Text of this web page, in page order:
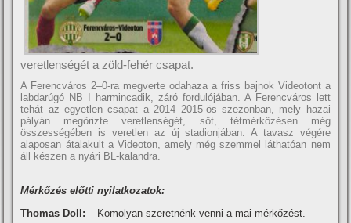
veretlenségét a zöld-fehér csapat.
A Ferencváros 2–0-ra megverte odahaza a friss bajnok Videotont a
labdarúgó NB I harmincadik, záró fordulójában. A Ferencváros lett
tehát az egyetlen csapat a 2014–2015-ös szezonban, mely hazai
pályán megőrizte veretlenségét, sőt, tétmérkőzésen még
összességében is veretlen az új stadionjában. A tavasz végére
alaposan átalakult a Videoton, amely még szemmel láthatóan nem
áll készen a nyári BL-kalandra.
Mérkőzés előtti nyilatkozatok:
Thomas Doll: – Komolyan szeretnénk venni a mai mérkőzést.